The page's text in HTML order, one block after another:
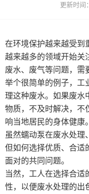
更新时间
在环境保护越来越受到
越来越多的领域开始关
废水、废气等问题，需
举个很简单的例子，工
理这种废水。如果废水
物质，不及时解决，不
响当地居民的身体健康
虽然蠕动泵在废水处理
但如何选择优质、合适
面对的共同问题。
当然，工人在选择合适
性，以便废水处理的出